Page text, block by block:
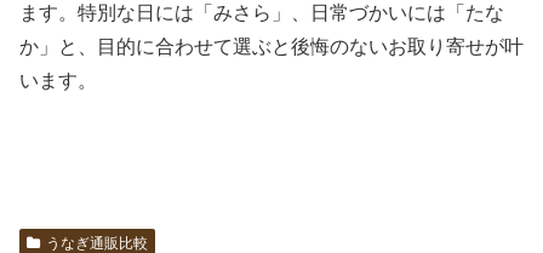
ます。特別な日には「みさら」、日常づかいには「たな
か」と、目的に合わせて選ぶと後悔のないお取り寄せが叶
います。
うなぎ通販比較